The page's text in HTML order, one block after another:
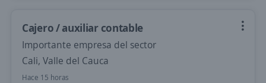
Cajero / auxiliar contable
Importante empresa del sector
Cali, Valle del Cauca
Hace 15 horas